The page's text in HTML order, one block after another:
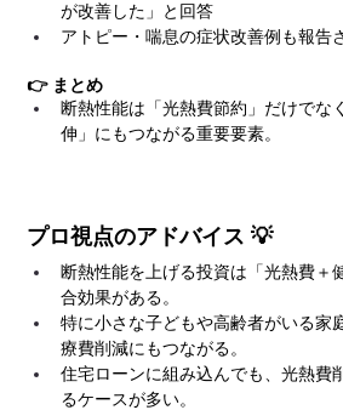
が改善した」と回答
アトピー・喘息の症状改善例も報告
👉 まとめ
断熱性能は「光熱費節約」だけでな
伸」にもつながる重要要素。
プロ視点のアドバイス 💡
断熱性能を上げる投資は「光熱費＋
合効果がある。
特に小さな子どもや高齢者がいる家
療費削減にもつながる。
住宅ローンに組み込んでも、光熱費
るケースが多い。